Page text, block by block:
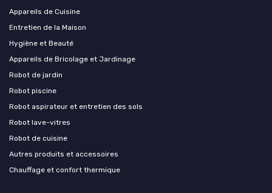
Appareils de Cuisine
Entretien de la Maison
Hygiène et Beauté
Appareils de Bricolage et Jardinage
Robot de jardin
Robot piscine
Robot aspirateur et entretien des sols
Robot lave-vitres
Robot de cuisine
Autres produits et accessoires
Chauffage et confort thermique